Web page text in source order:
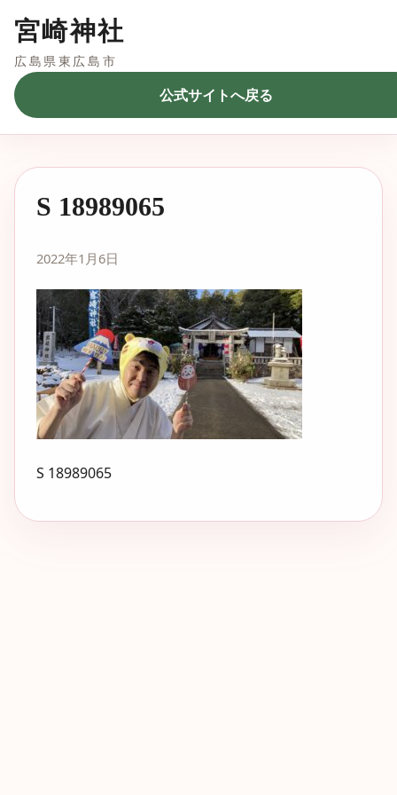
宮崎神社
広島県東広島市
公式サイトへ戻る
S 18989065
2022年1月6日
S 18989065